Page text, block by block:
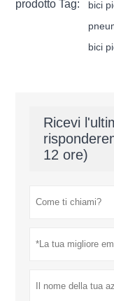
prodotto Tag:
bici
bici
Ricevi
12 ore)